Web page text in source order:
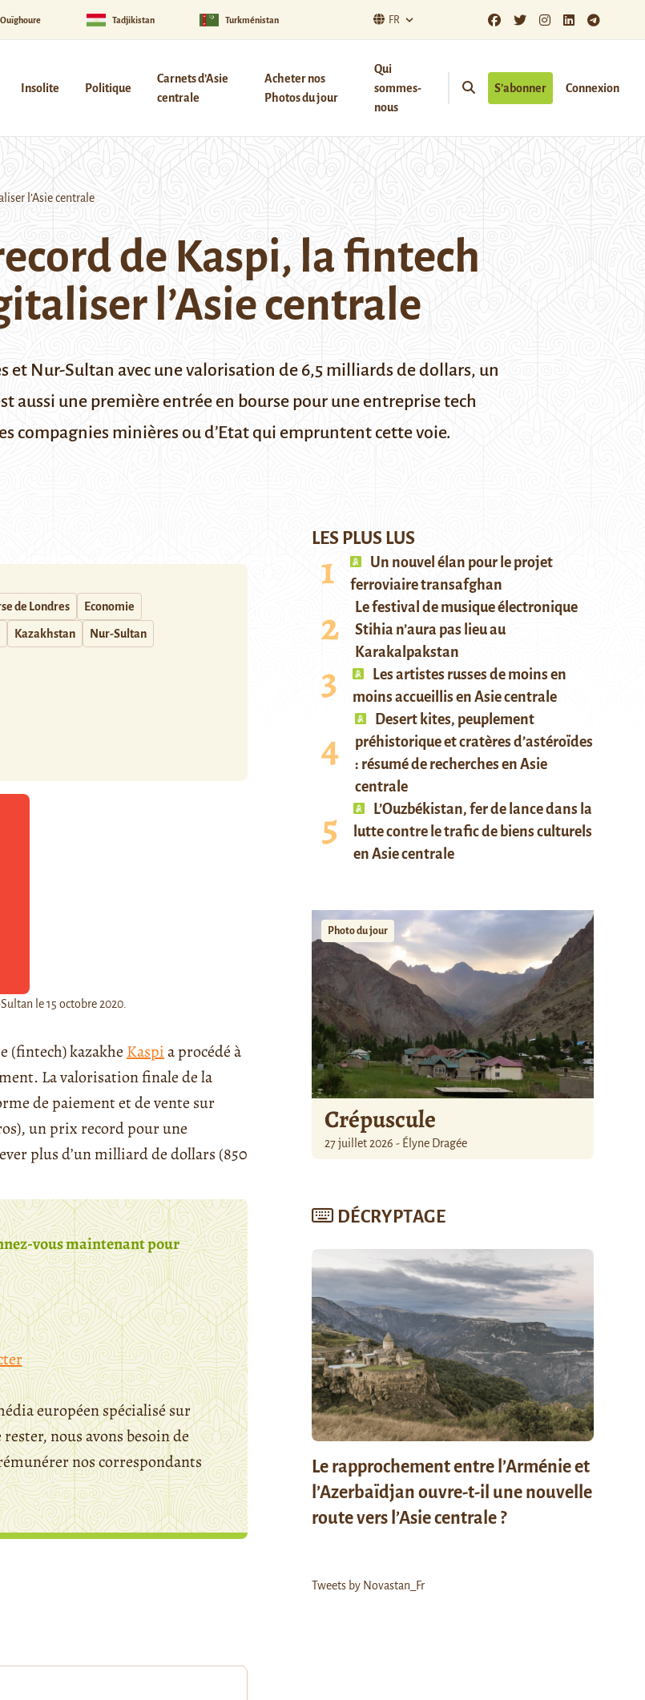
Tadjikistan Turkménistan FR
Insolite Politique
Carnets d’Asie
centrale
Acheter nos
Photos du jour
Qui
sommes-
nous
S’abonner Connexion
l’Asie centrale
de Kaspi, la fintech
l’Asie centrale
et Nur-Sultan avec une valorisation de 6,5 milliards de dollars, un
aussi une première entrée en bourse pour une entreprise tech
compagnies minières ou d’Etat qui empruntent cette voie.
de Londres Economie
Kazakhstan Nur-Sultan
le 15 octobre 2020.
(fintech) kazakhe Kaspia procédé à
La valorisation finale de la
de paiement et de vente sur
un prix record pour une
plus d’un milliard de dollars (850
vous maintenant pour
européen spécialisé sur
nous avons besoin de
nos correspondants
LES PLUS LUS
Un nouvel élan pour le projet
ferroviaire transafghan
Le festival de musique électronique
Stihia n’aura pas lieu au
Karakalpakstan
Les artistes russes de moins en
moins accueillis en Asie centrale
Desert kites, peuplement
préhistorique et cratères d’astéroïdes
: résumé de recherches en Asie
centrale
L’Ouzbékistan, fer de lance dans la
lutte contre le trafic de biens culturels
en Asie centrale
Photo du jour
Crépuscule
27 juillet 2026 - Élyne Dragée
DÉCRYPTAGE
Le rapprochement entre l’Arménie et
l’Azerbaïdjan ouvre-t-il une nouvelle
route vers l’Asie centrale ?
Tweets by Novastan_Fr